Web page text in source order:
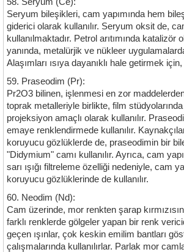
Seryum bileşikleri, cam yapımında hem
giderici olarak kullanılır. Seryum oksit de,
kullanılmaktadır. Petrol arıtımında katalizör
yanında, metalürjik ve nükleer
Alaşımları ısıya dayanıklı hale getirmek için,
59. Praseodim (Pr):
Pr2O3 bilinen, işlenmesi en zor
toprak metalleriyle birlikte, film stüdyolarında
projeksiyon amaçlı olarak kullanılır.
emaye renklendirmede kullanılır.
koruyucu gözlüklerde de, praseodimin bir
"Didymium" camı kullanılır. Ayrıca, cam
sarı ışığı filtreleme özelliği nedeniyle, cam
koruyucu gözlüklerinde de kullanılır.
60. Neodim (Nd):
Cam üzerinde, mor renkten şarap
farklı renklerde gölgeler yapan bir renk
geçen ışınlar, çok keskin emilim bantları
çalışmalarında kullanılırlar. Parlak mor